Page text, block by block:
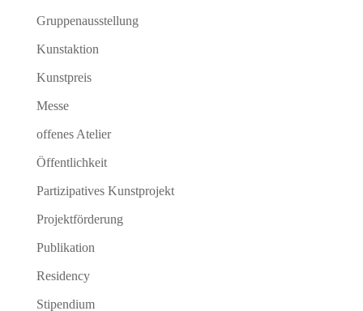
Gruppenausstellung
Kunstaktion
Kunstpreis
Messe
offenes Atelier
Öffentlichkeit
Partizipatives Kunstprojekt
Projektförderung
Publikation
Residency
Stipendium